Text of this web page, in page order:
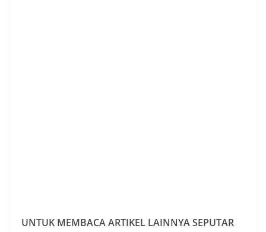
UNTUK MEMBACA ARTIKEL LAINNYA SEPUTAR